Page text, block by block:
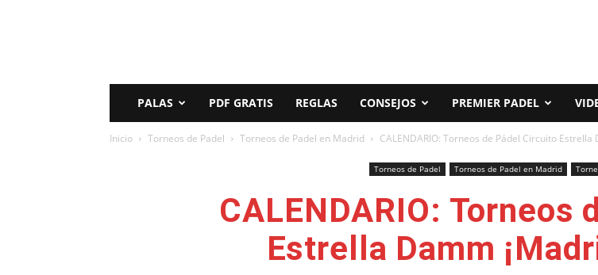
PALAS PDF GRATIS REGLAS CONSEJOS PREMIER PADEL
Inicio Torneos de Padel Torneos de Padel en Madrid CALENDARIO: Torneos de Pádel Circuito Estrella
Torneos de Padel Torneos de Padel en Madrid
CALENDARIO: Torneos
Estrella Damm